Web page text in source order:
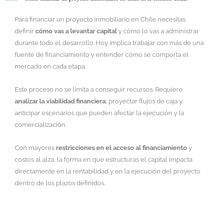
Para financiar un proyecto inmobiliario en Chile necesitas
definir cómo vas a levantar capital y cómo lo vas a administrar
durante todo el desarrollo. Hoy implica trabajar con más de una
fuente de financiamiento y entender cómo se comporta el
mercado en cada etapa.
Este proceso no se limita a conseguir recursos. Requiere
analizar la viabilidad financiera , proyectar flujos de caja y
anticipar escenarios que pueden afectar la ejecución y la
comercialización.
Con mayores restricciones en el acceso al financiamiento y
costos al alza, la forma en que estructuras el capital impacta
directamente en la rentabilidad y en la ejecución del proyecto
dentro de los plazos definidos.